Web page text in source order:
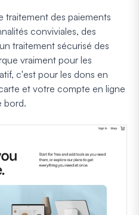
traitement des paiements
conviviales, des
traitement sécurisé des
vraiment pour les
c'est pour les dons en
et votre compte en ligne
bord.